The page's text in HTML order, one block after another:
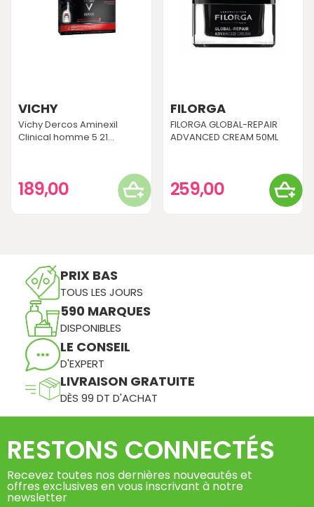
VICHY
Vichy Dercos Aminexil
Clinical homme 5 21...
189,00
FILORGA
FILORGA GLOBAL-REPAIR
ADVANCED CREAM 50ML
259,00
PRIX BAS
TOUS LES JOURS
590 MARQUES
DISPONIBLES
LE CONSEIL
D'EXPERT
LIVRAISON GRATUITE
DÈS 99 DT D'ACHAT
RESTONS CONNECTÉS
Recevez toutes nos dernières nouveautés et
offres exclusives en vous inscrivant à notre
newsletter